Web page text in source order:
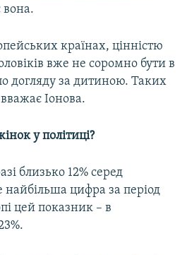
вона.
країнах, цінністю
вже не соромно бути в
догляду за дитиною. Таких
Іонова.
у політиці?
близько 12% серед
найбільша цифра за період
цей показник – в